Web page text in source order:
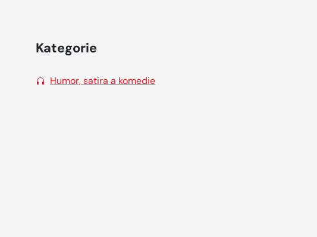
Kategorie
Humor, satira a komedie